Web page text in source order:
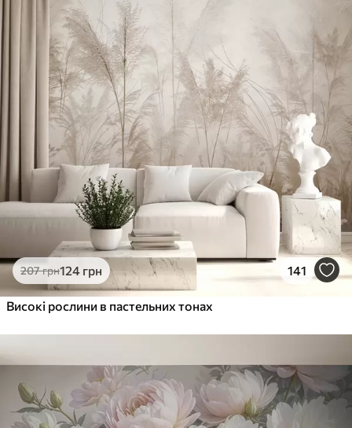
Стандарт
499 грн/м²
Преміум
1066640 грн /м²
Преміум Вініл
1216730грн/м²
Peel and Stick
/м²
207грн124 грн 141
Високі рослини в пастельних тонах